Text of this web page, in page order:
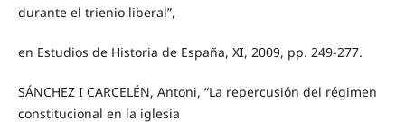
durante el trienio liberal”,
en Estudios de Historia de España, XI, 2009, pp. 249-277.
SÁNCHEZ I CARCELÉN, Antoni, “La repercusión del régimen
constitucional en la iglesia